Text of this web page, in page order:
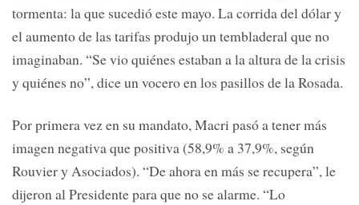
tormenta: la que sucedió este mayo. La corrida del dólar y
el aumento de las tarifas produjo un tembladeral que no
imaginaban. “Se vio quiénes estaban a la altura de la crisis
y quiénes no”, dice un vocero en los pasillos de la Rosada.
Por primera vez en su mandato, Macri pasó a tener más
imagen negativa que positiva (58,9% a 37,9%, según
Rouvier y Asociados). “De ahora en más se recupera”, le
dijeron al Presidente para que no se alarme. “Lo